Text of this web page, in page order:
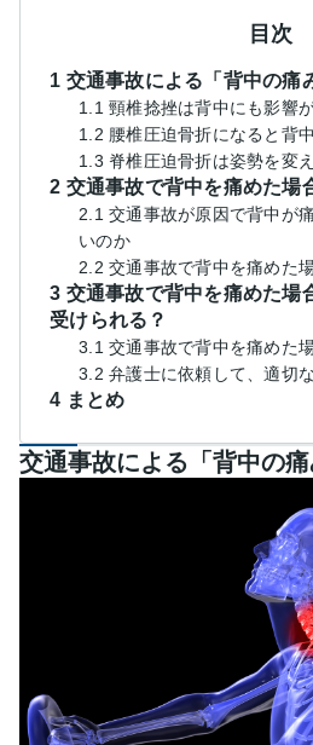
目次
1 交通事故による「背中の痛
1.1 頸椎捻挫は背中にも影響
1.2 腰椎圧迫骨折になると背
1.3 脊椎圧迫骨折は姿勢を変
2 交通事故で背中を痛めた場
2.1 交通事故が原因で背中が
いのか
2.2 交通事故で背中を痛めた
3 交通事故で背中を痛めた場
受けられる？
3.1 交通事故で背中を痛めた
3.2 弁護士に依頼して、適切
4 まとめ
交通事故による「背中の